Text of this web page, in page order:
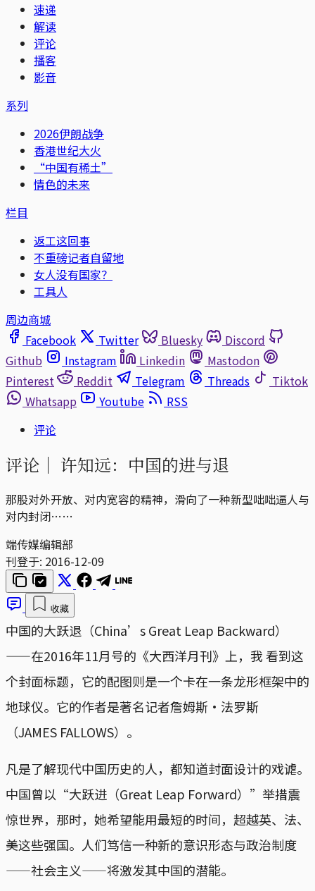
速递
解读
评论
播客
影音
系列
2026伊朗战争
香港世纪大火
“中国有稀土”
情色的未来
栏目
返工这回事
不重磅记者自留地
女人没有国家？
工具人
周边商城
Facebook
Twitter Bluesky
Discord
Github
Instagram Linkedin
Mastodon
Pinterest
Reddit Telegram Threads
Tiktok
Whatsapp
Youtube
RSS
评论
评论｜ 许知远：中国的进与退
那股对外开放、对内宽容的精神，滑向了一种新型咄咄逼人与
对内封闭……
端传媒编辑部
刊登于: 2016-12-09
收藏
中国的大跃退（China’s Great Leap Backward）
——在2016年11月号的《大西洋月刊》上，我 看到这
个封面标题，它的配图则是一个卡在一条龙形框架中的
地球仪。它的作者是著名记者詹姆斯·法罗斯
（JAMES FALLOWS）。
凡是了解现代中国历史的人，都知道封面设计的戏谑。
中国曾以“大跃进（Great Leap Forward）”举措震
惊世界，那时，她希望能用最短的时间，超越英、法、
美这些强国。人们笃信一种新的意识形态与政治制度
——社会主义——将激发其中国的潜能。